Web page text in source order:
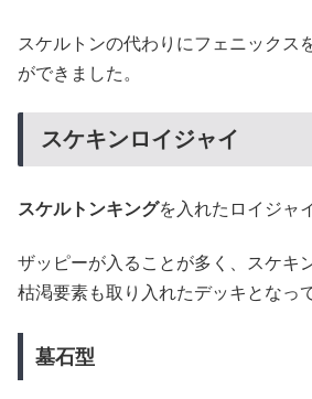
スケルトンの代わりにフェニックス
ができました。
スケキンロイジャイ
スケルトンキングを入れたロイジャ
ザッピーが入ることが多く、スケキ
枯渇要素も取り入れたデッキとなっ
墓石型